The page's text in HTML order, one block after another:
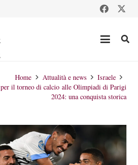
Home Attualità e news
Israele
il torneo di calcio alle Olimpiadi di Parigi
2024: una conquista storica